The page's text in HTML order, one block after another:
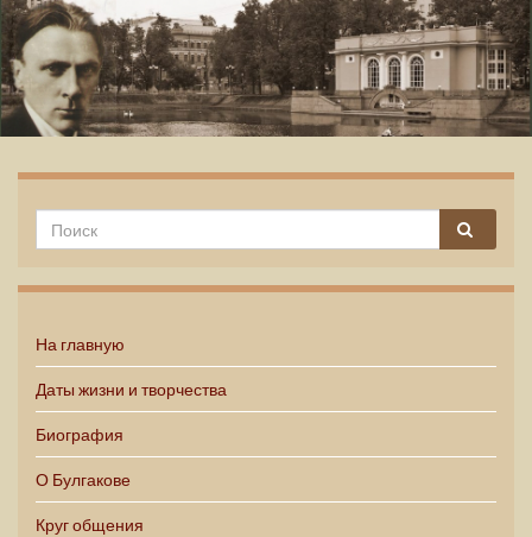
На главную
Даты жизни и творчества
Биография
О Булгакове
Круг общения